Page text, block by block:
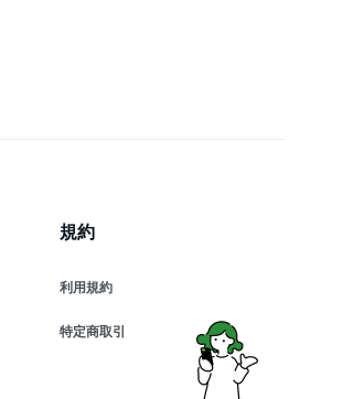
規約
利用規約
特定商取引